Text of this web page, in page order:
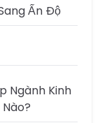
Ấn Độ
Ngành Kinh